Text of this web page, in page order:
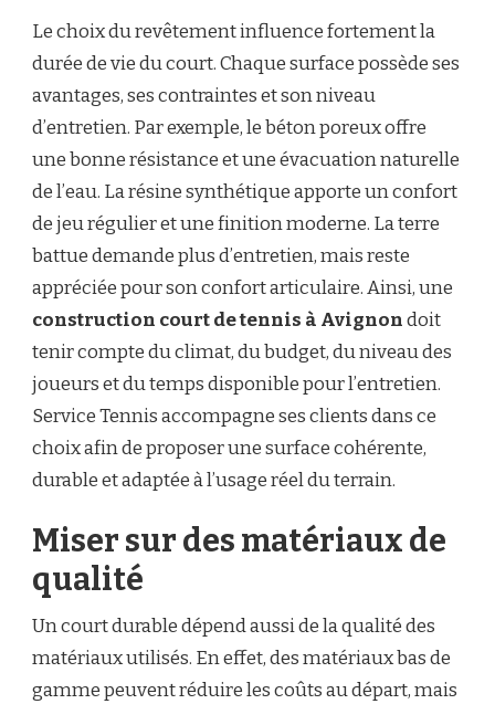
Le choix du revêtement influence fortement la
durée de vie du court. Chaque surface possède ses
avantages, ses contraintes et son niveau
d’entretien. Par exemple, le béton poreux offre
une bonne résistance et une évacuation naturelle
de l’eau. La résine synthétique apporte un confort
de jeu régulier et une finition moderne. La terre
battue demande plus d’entretien, mais reste
appréciée pour son confort articulaire. Ainsi, une
construction court de tennis à Avignondoit
tenir compte du climat, du budget, du niveau des
joueurs et du temps disponible pour l’entretien.
Service Tennis accompagne ses clients dans ce
choix afin de proposer une surface cohérente,
durable et adaptée à l’usage réel du terrain.
Miser sur des matériaux de
qualité
Un court durable dépend aussi de la qualité des
matériaux utilisés. En effet, des matériaux bas de
gamme peuvent réduire les coûts au départ, mais